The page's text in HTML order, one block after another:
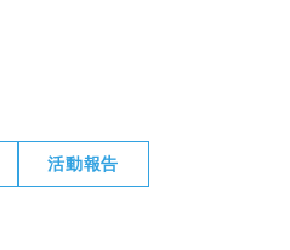
活動報告